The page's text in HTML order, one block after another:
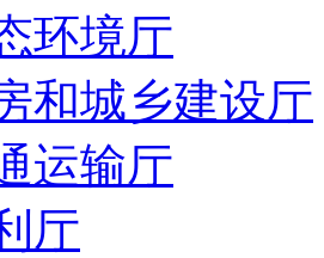
环境厅
和城乡建设厅
运输厅
厅